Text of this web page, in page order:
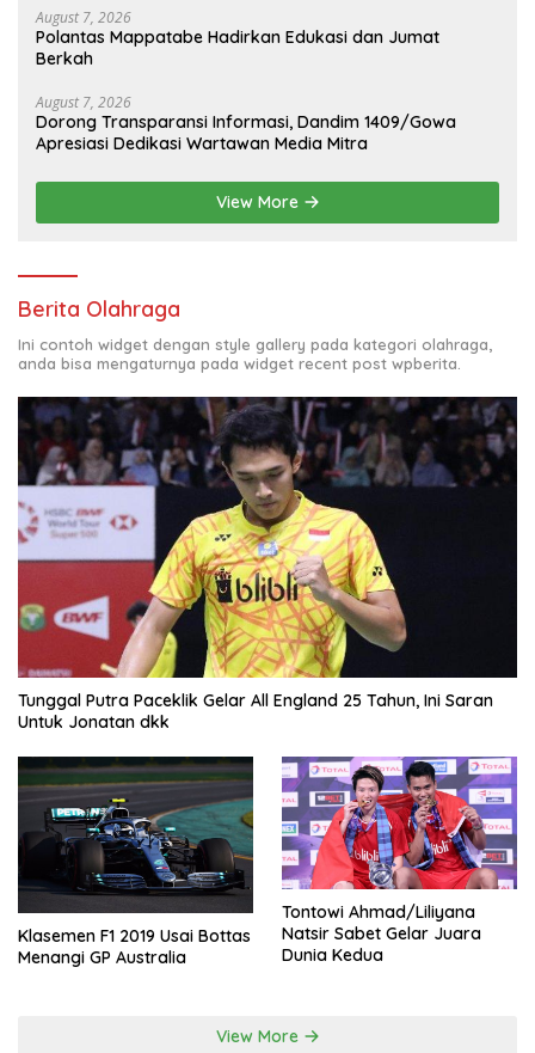
August 7, 2026
Polantas Mappatabe Hadirkan Edukasi dan Jumat
Berkah
August 7, 2026
Dorong Transparansi Informasi, Dandim 1409/Gowa
Apresiasi Dedikasi Wartawan Media Mitra
View More
Berita Olahraga
Ini contoh widget dengan style gallery pada kategori olahraga,
anda bisa mengaturnya pada widget recent post wpberita.
Tunggal Putra Paceklik Gelar All England 25 Tahun, Ini Saran
Untuk Jonatan dkk
Klasemen F1 2019 Usai Bottas
Menangi GP Australia
Tontowi Ahmad/Liliyana
Natsir Sabet Gelar Juara
Dunia Kedua
View More